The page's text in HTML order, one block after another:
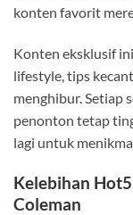
konten favorit
Konten eksklusif
lifestyle, tips
menghibur. Setiap
penonton tetap
lagi untuk
Kelebihan
Coleman